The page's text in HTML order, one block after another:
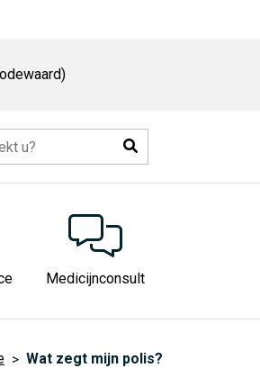
Zoeken
Medicijnconsult
Wat zegt mijn polis?